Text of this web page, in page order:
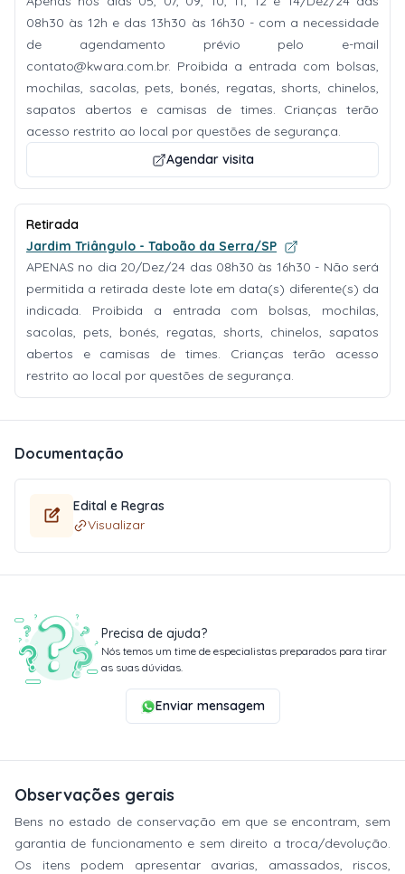
08h30 às 12h e das 13h30 às 16h30 - com a necessidade
de agendamento prévio pelo e-mail
contato@kwara.com.br. Proibida a entrada com bolsas,
mochilas, sacolas, pets, bonés, regatas, shorts, chinelos,
sapatos abertos e camisas de times. Crianças terão
acesso restrito ao local por questões de segurança.
Agendar visita
Retirada
Jardim Triângulo - Taboão da Serra/SP
APENAS no dia 20/Dez/24 das 08h30 às 16h30 - Não será
permitida a retirada deste lote em data(s) diferente(s) da
indicada. Proibida a entrada com bolsas, mochilas,
sacolas, pets, bonés, regatas, shorts, chinelos, sapatos
abertos e camisas de times. Crianças terão acesso
restrito ao local por questões de segurança.
Documentação
Edital e Regras
Visualizar
Precisa de ajuda?
Nós temos um time de especialistas preparados para tirar
as suas dúvidas.
Enviar mensagem
Observações gerais
Bens no estado de conservação em que se encontram, sem
garantia de funcionamento e sem direito a troca/devolução.
Os itens podem apresentar avarias, amassados, riscos,